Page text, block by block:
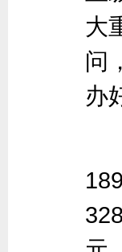
大
问
办
“